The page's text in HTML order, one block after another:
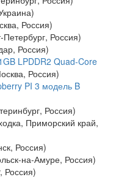
Россия)
Россия)
Россия)
LPDDR2 Quad-Core
Россия)
PI 3 модель B
Россия)
Приморский край,
Россия)
на-Амуре, Россия)
Россия)